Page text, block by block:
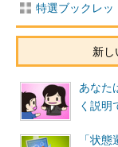
特選ブックレッ
新
あなた
く説明
「状